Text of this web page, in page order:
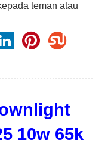
teman atau
10w 65k